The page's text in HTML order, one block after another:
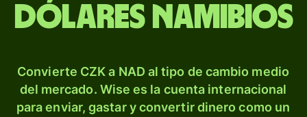
dólares namibios
Convierte CZK a NAD al tipo de cambio medio
del mercado. Wise es la cuenta internacional
para enviar, gastar y convertir dinero como un